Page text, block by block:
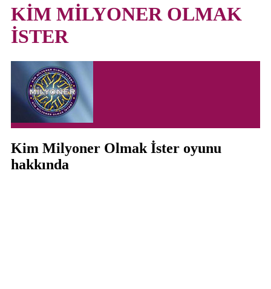
KİM MİLYONER OLMAK
İSTER
Kim Milyoner Olmak İster oyunu
hakkında